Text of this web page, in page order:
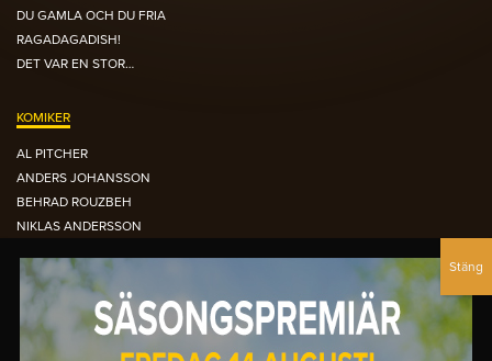
DU GAMLA OCH DU FRIA
RAGADAGADISH!
DET VAR EN STOR…
KOMIKER
AL PITCHER
ANDERS JOHANSSON
BEHRAD ROUZBEH
NIKLAS ANDERSSON
PETTER BRISTAV
SIMON GARSHASEBI
DEN ORANGEA FÅTÖLJEN ARKIVET